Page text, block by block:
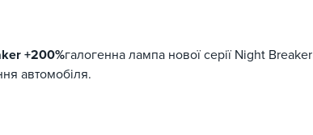
+200%галогенна лампа нової серії Night Breaker
автомобіля.